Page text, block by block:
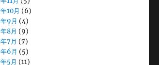
10月 (6)
9月 (4)
8月 (9)
7月 (7)
6月 (5)
5月 (11)